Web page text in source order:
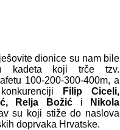
dionice su nam bile
kadeta koji trče tzv.
100-200-300-400m, a
Filip Ciceli,
Relja Božić i Nikola
su koji stiže do naslova
doprvaka Hrvatske.